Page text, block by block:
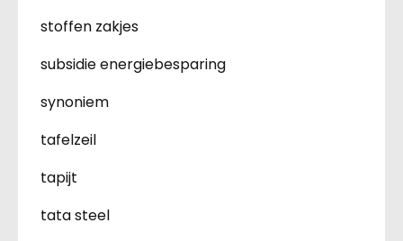
stoffen zakjes
subsidie energiebesparing
synoniem
tafelzeil
tapijt
tata steel